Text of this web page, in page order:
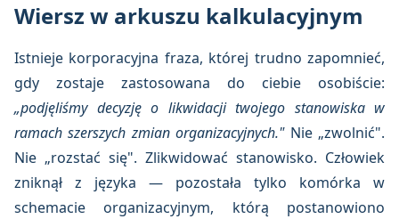
Wiersz w arkuszu kalkulacyjnym
Istnieje korporacyjna fraza, której trudno zapomnieć,
gdy zostaje zastosowana do ciebie osobiście:
„podjęliśmy decyzję o likwidacji twojego stanowiska w
ramach szerszych zmian organizacyjnych."Nie „zwolnić".
Nie „rozstać się". Zlikwidować stanowisko. Człowiek
zniknął z języka — pozostała tylko komórka w
schemacie organizacyjnym, którą postanowiono